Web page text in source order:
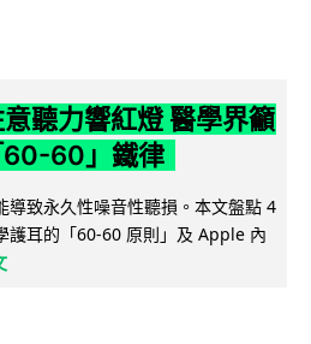
聽力響紅燈 醫學界籲
60-60」鐵律
導致永久性噪音性聽損。本文盤點 4
護耳的「60-60 原則」及 Apple 內